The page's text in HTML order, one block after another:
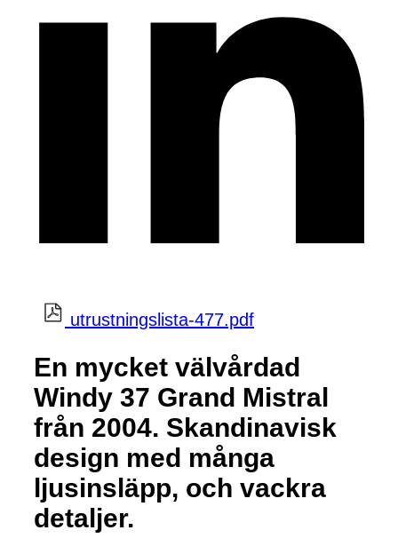
utrustningslista-477.pdf
En mycket välvårdad
Windy 37 Grand Mistral
från 2004. Skandinavisk
design med många
ljusinsläpp, och vackra
detaljer.